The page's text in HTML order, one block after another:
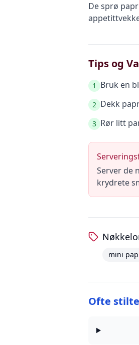
De sprø
Tips og
1 Bruk en
2 Dekk
3 Rør litt
Server de
krydrete
mini
Ofte